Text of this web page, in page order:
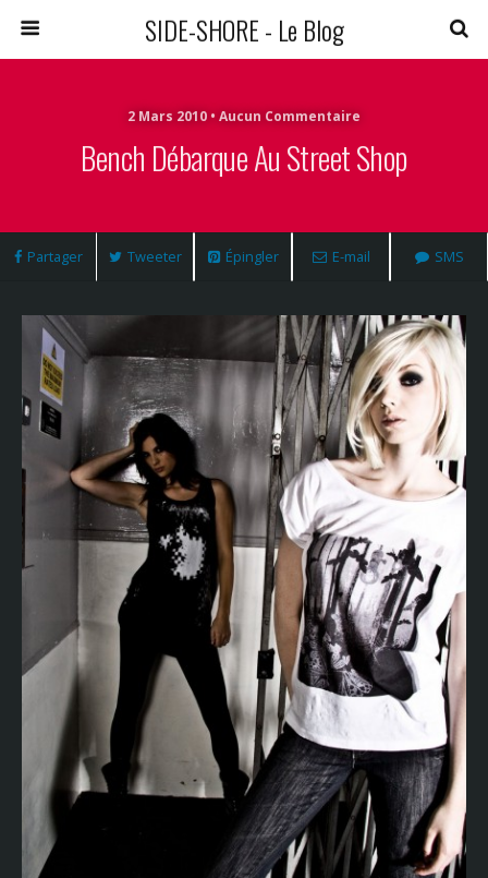
SIDE-SHORE - Le Blog
2 Mars 2010 • Aucun Commentaire
Bench Débarque Au Street Shop
Partager Tweeter Épingler E-mail SMS